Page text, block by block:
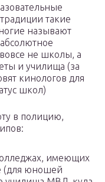
такие
называют
не школы, а
и училища (за
кинологов для
школ)
в полицию,
имеющих
(для юношей